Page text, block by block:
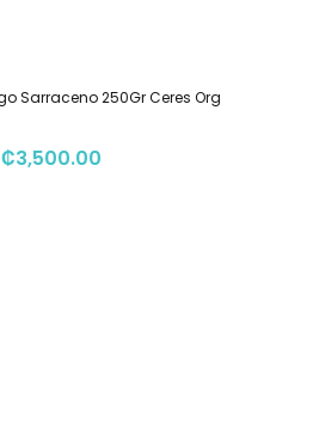
Sarraceno 250Gr Ceres Org
₡3,500.00